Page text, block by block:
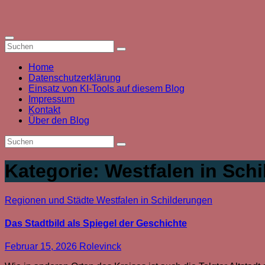
springen
Home
Datenschutzerklärung
Einsatz von KI-Tools auf diesem Blog
Impressum
Kontakt
Über den Blog
Kategorie: Westfalen in
Regionen und Städte Westfalen in Schilderungen
Das Stadtbild als Spiegel der Geschichte
Februar 15, 2026 Rolevinck